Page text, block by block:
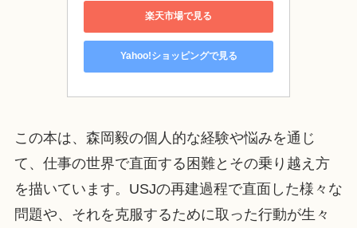
楽天市場で見る
Yahoo!ショッピングで見る
この本は、森岡毅の個人的な経験や悩みを通じ
て、仕事の世界で直面する困難とその乗り越え方
を描いています。USJの再建過程で直面した様々な
問題や、それを克服するために取った行動が生々